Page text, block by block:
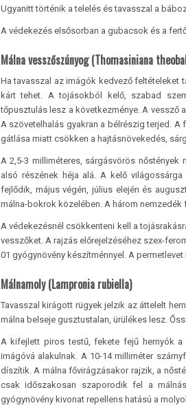
Ugyanitt történik a telelés és tavasszal a
A védekezés elsősorban a gubacsok és a
Málna vesszőszúnyog (Thomasiniana
Ha tavasszal az imágók kedvező feltételeket
kárt tehet. A tojásokból kelő, szabad
tőpusztulás lesz a következménye. A vessző
A szövetelhalás gyakran a bélrészig terjed.
gátlása miatt csökken a hajtásnövekedés,
A 2,5-3 milliméteres, sárgásvörös
alsó részének héja alá. A kelő
fejlődik, május végén, július elején és
málna-bokrok közelében. A három
A védekezésnél csökkenteni kell a
vesszőket. A rajzás előrejelzéséhez szex-
01 gyógynövény készítménnyel. A
Málnamoly (Lampronia rubiella)
Tavasszal kirágott rügyek jelzik az áttelelt
málna belseje gusztustalan, ürülékes lesz.
A kifejlett piros testű, fekete fejű hernyók a
imágóvá alakulnak. A 10-14 milliméter
díszítik. A málna fővirágzásakor rajzik, a
csak időszakosan szaporodik fel a
gyógynövény kivonat repellens hatású a